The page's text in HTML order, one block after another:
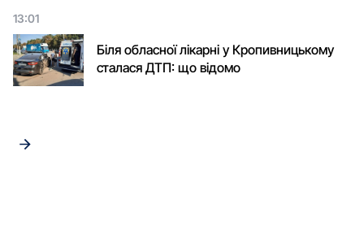
13:01
Біля обласної лікарні у Кропивницькому
сталася ДТП: що відомо